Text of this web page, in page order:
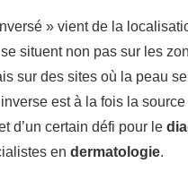
» vient de la
situent non pas sur les
sur des sites où la peau
est à la fois la
d’un certain défi pour le
en dermatologie.